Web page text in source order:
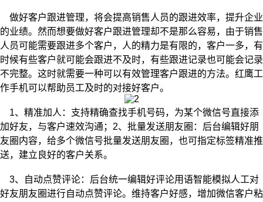
做好客户跟进管理，将会提高销售人员的跟进效率，提升企业
的业绩。然而想要做好客户跟进管理却不是那么容易，由于销售
人员可能需要跟进多个客户，人的精力是有限的，客户一多，有
时候有些客户就可能会跟进不及时，有些跟进记录也可能会记录
不完整。这时就需要一种可以有效管理客户跟进的方法。红鹰工
作手机可以帮助员工及时的对接好客户。
1、精准加人：支持精确查找手机号码，为某个微信号直接添
加好友，与客户速效沟通；2、批量发送朋友圈：后台编辑好朋
友圈内容，给多个微信号批量发送朋友圈，也可指定标签精准推
送，建立良好的客户关系。
3、自动点赞评论：后台统一编辑好评论用语智能模拟人工对
好友朋友圈进行自动点赞评论。维持客户好感，增加微信客户粘